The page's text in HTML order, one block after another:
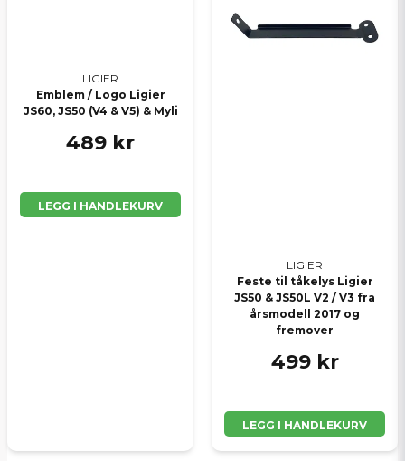
LIGIER
Emblem / Logo Ligier
JS60, JS50 (V4 & V5) & Myli
489 kr
LEGG I HANDLEKURV
LIGIER
Feste til tåkelys Ligier
JS50 & JS50L V2 / V3 fra
årsmodell 2017 og
fremover
499 kr
LEGG I HANDLEKURV